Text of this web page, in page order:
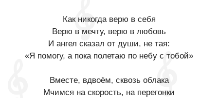
Как никогда верю в себя
Верю в мечту, верю в любовь
И ангел сказал от души, не тая:
«Я помогу, а пока полетаю по небу с тобой»
Вместе, вдвоём, сквозь облака
Мчимся на скорость, на перегонки